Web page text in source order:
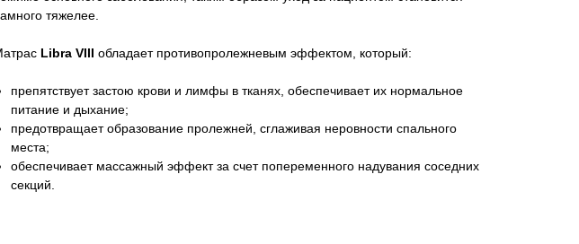
тяжелее.
Libra VIII обладает противопролежневым эффектом, который:
препятствует застою крови и лимфы в тканях, обеспечивает их нормальное
питание и дыхание;
предотвращает образование пролежней, сглаживая неровности спального
места;
обеспечивает массажный эффект за счет попеременного надувания соседних
секций.